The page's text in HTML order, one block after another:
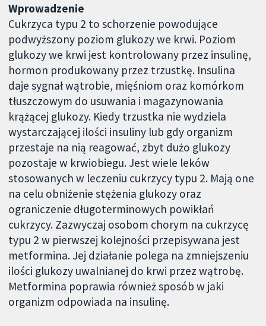
Wprowadzenie
Cukrzyca typu 2 to schorzenie powodujące
podwyższony poziom glukozy we krwi. Poziom
glukozy we krwi jest kontrolowany przez insulinę,
hormon produkowany przez trzustkę. Insulina
daje sygnał wątrobie, mięśniom oraz komórkom
tłuszczowym do usuwania i magazynowania
krążącej glukozy. Kiedy trzustka nie wydziela
wystarczającej ilości insuliny lub gdy organizm
przestaje na nią reagować, zbyt dużo glukozy
pozostaje w krwiobiegu. Jest wiele leków
stosowanych w leczeniu cukrzycy typu 2. Mają one
na celu obniżenie stężenia glukozy oraz
ograniczenie długoterminowych powikłań
cukrzycy. Zazwyczaj osobom chorym na cukrzycę
typu 2 w pierwszej kolejności przepisywana jest
metformina. Jej działanie polega na zmniejszeniu
ilości glukozy uwalnianej do krwi przez wątrobę.
Metformina poprawia również sposób w jaki
organizm odpowiada na insulinę.